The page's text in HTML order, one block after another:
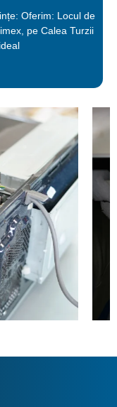
Oferim: Locul de
pe Calea Turzii